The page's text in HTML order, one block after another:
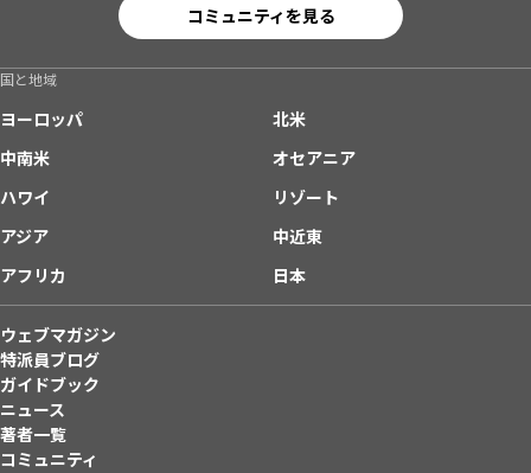
コミュニティを見る
国と地域
ヨーロッパ
北米
中南米
オセアニア
ハワイ
リゾート
アジア
中近東
アフリカ
日本
ウェブマガジン
特派員ブログ
ガイドブック
ニュース
著者一覧
コミュニティ